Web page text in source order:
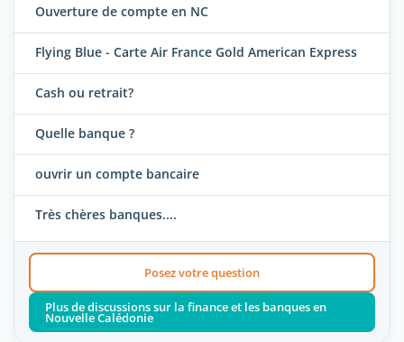
Ouverture de compte en NC
Flying Blue - Carte Air France Gold American Express
Cash ou retrait?
Quelle banque ?
ouvrir un compte bancaire
Très chères banques....
Posez votre question
Plus de discussions sur la finance et les banques en
Nouvelle Calédonie